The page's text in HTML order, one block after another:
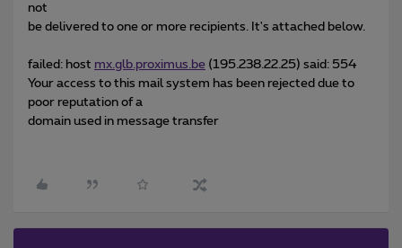
not
be delivered to one or more recipients. It's attached below.
failed: host mx.glb.proximus.be (195.238.22.25) said: 554
Your access to this mail system has been rejected due to
poor reputation of a
domain used in message transfer